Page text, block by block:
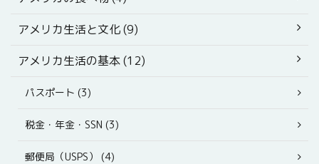
アメリカ生活と文化 (9)
アメリカ生活の基本 (12)
パスポート (3)
税金・年金・SSN (3)
郵便局（USPS） (4)